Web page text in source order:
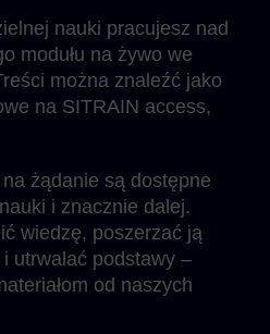
nauki pracujesz nad
modułu na żywo we
można znaleźć jako
na SITRAIN access,
żądanie są dostępne
i znacznie dalej.
wiedzę, poszerzać ją
utrwalać podstawy –
od naszych